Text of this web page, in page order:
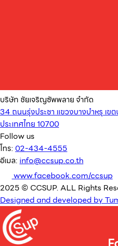
บริษัท ชัยเจริญซัพพลาย จำกัด
34 ถนนรุ่งประชา แขวงบางบำหรุ เข
ประเทศไทย 10700
Follow us
โทร: 02-434-4555
อีเมล: info@ccsup.co.th
www.facebook.com/ccsup
2025 © CCSUP. ALL Rights
Designed and developed by